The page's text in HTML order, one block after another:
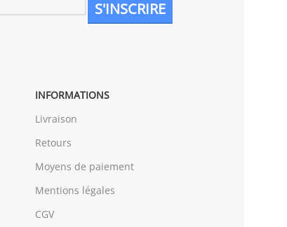
INFORMATIONS
Livraison
Retours
Moyens de paiement
Mentions légales
CGV